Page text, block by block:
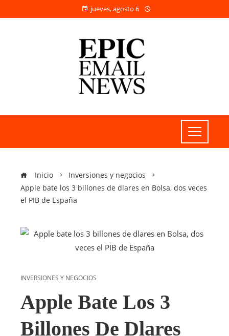
jueves, agosto 6
Inicio
Inversiones y negocios
Apple bate los 3 billones de dlares en Bolsa, dos veces
el PIB de España
INVERSIONES Y NEGOCIOS
Apple Bate Los 3
Billones De Dlares